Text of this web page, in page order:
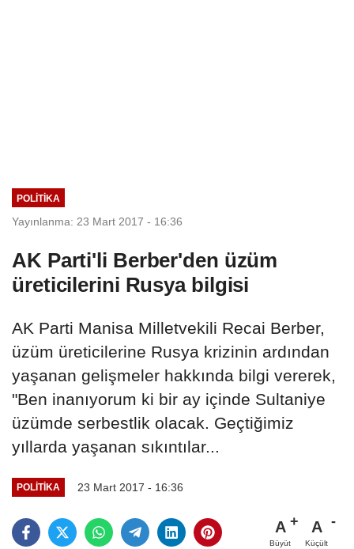
POLITIKA
Yayınlanma: 23 Mart 2017 - 16:36
AK Parti'li Berber'den üzüm
üreticilerini Rusya bilgisi
AK Parti Manisa Milletvekili Recai Berber,
üzüm üreticilerine Rusya krizinin ardından
yaşanan gelişmeler hakkında bilgi vererek,
"Ben inanıyorum ki bir ay içinde Sultaniye
üzümde serbestlik olacak. Geçtiğimiz
yıllarda yaşanan sıkıntılar...
POLITIKA 23 Mart 2017 - 16:36
A
Büyüt
A
Küçült